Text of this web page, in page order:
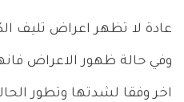
عادة لا تظهر اعراض تليف
وفي حالة ظهور الاعراض
اخر وفقا لشدتها وتطور